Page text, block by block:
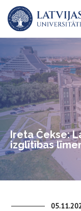
Ireta Čekse:
izglītības